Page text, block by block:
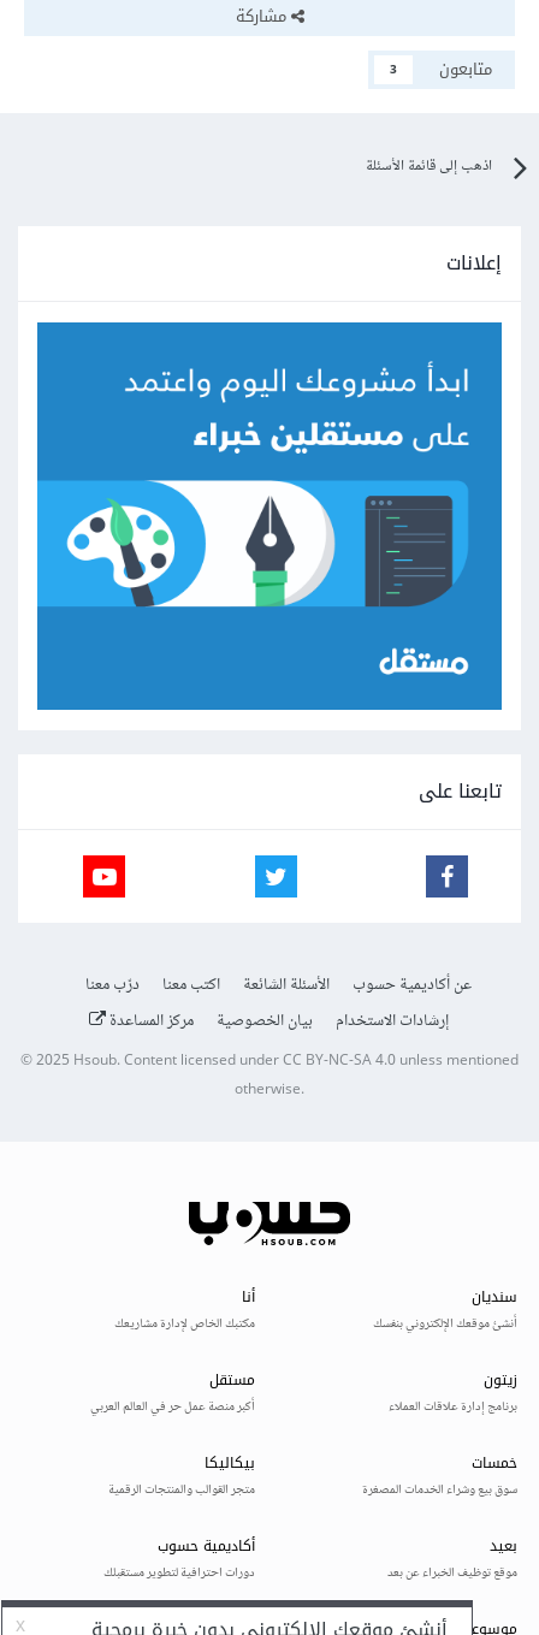
مشاركة
متابعون
3
اذهب إلى قائمة الأسئلة
إعلانات
تابعنا على
عن أكاديمية حسوب الأسئلة الشائعة اكتب معنا
درّب معنا
إرشادات الاستخدام
بيان الخصوصية مركز المساعدة
© 2025Hsoub.Content licensed underCC BY-NC-SA 4.0unless mentioned
otherwise.